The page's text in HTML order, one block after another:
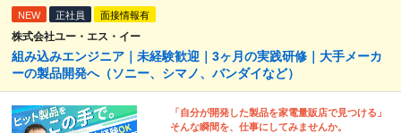
NEW 正社員 面接情報有
株式会社ユー・エス・イー
組み込みエンジニア｜未経験歓迎｜3ヶ月の実践研修｜大手メーカ
ーの製品開発へ（ソニー、シマノ、バンダイなど）
「自分が開発した製品を家電量販店で見つける」
そんな瞬間を、仕事にしてみませんか。